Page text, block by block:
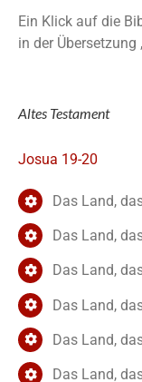
Ein Klick auf die
in der Übersetzung
Altes Testament
Josua 19-20
Das Land,
Das Land,
Das Land,
Das Land,
Das Land,
Das Land,